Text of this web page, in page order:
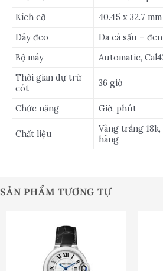
Kích cỡ
40.45 x 32.7 mm
Dây đeo
Da cá sấu – đen
Bộ máy
Automatic,
Thời gian dự trữ
cót
36 giờ
Chức năng Giờ, phút
Chất liệu
Vàng trắng
hãng
SẢN PHẨM TƯƠNG TỰ